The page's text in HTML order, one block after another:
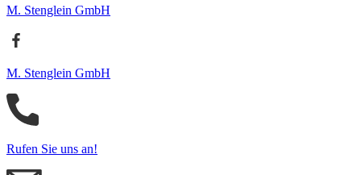
M. Stenglein GmbH
M. Stenglein GmbH
Rufen Sie uns an!